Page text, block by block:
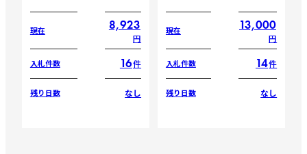
現在 8,923
円
入札件数 16件
残り日数 なし
現在 13,000
円
入札件数 14件
残り日数 なし